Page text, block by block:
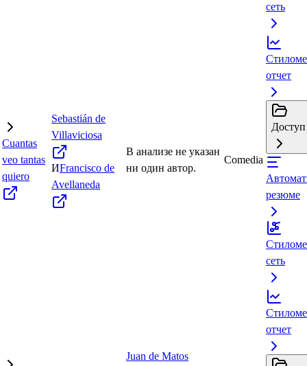
сеть
Cuantas
veo tantas
quiero
Sebastián de
Villaviciosa
ИFrancisco de
Avellaneda
В анализе не указан
ни один автор.
Comedia
отчет
Доступ
резюме
сеть
Juan de Matos
отчет